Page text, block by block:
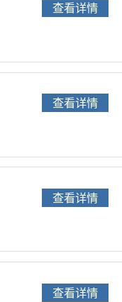
查看详情
查看详情
查看详情
查看详情